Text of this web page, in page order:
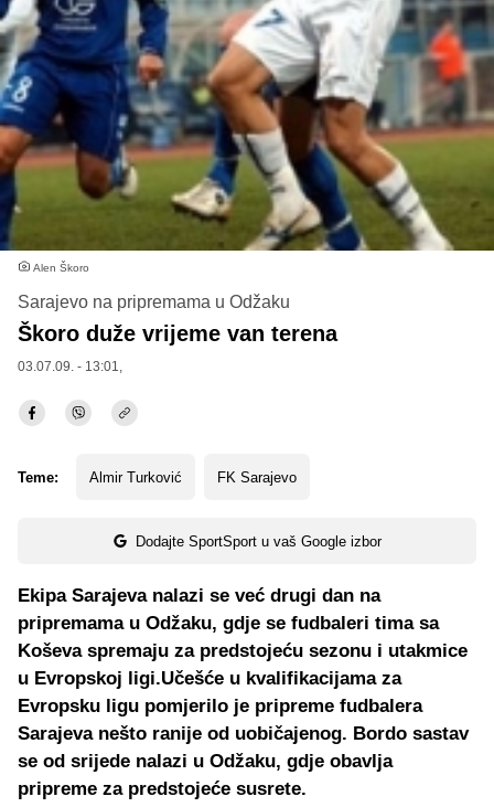
Alen Škoro
Sarajevo na pripremama u Odžaku
Škoro duže vrijeme van terena
03.07.09. - 13:01,
Teme: Almir Turković FK Sarajevo
Dodajte SportSport u vaš Google izbor
Ekipa Sarajeva nalazi se već drugi dan na
pripremama u Odžaku, gdje se fudbaleri tima sa
Koševa spremaju za predstojeću sezonu i utakmice
u Evropskoj ligi.Učešće u kvalifikacijama za
Evropsku ligu pomjerilo je pripreme fudbalera
Sarajeva nešto ranije od uobičajenog. Bordo sastav
se od srijede nalazi u Odžaku, gdje obavlja
pripreme za predstojeće susrete.